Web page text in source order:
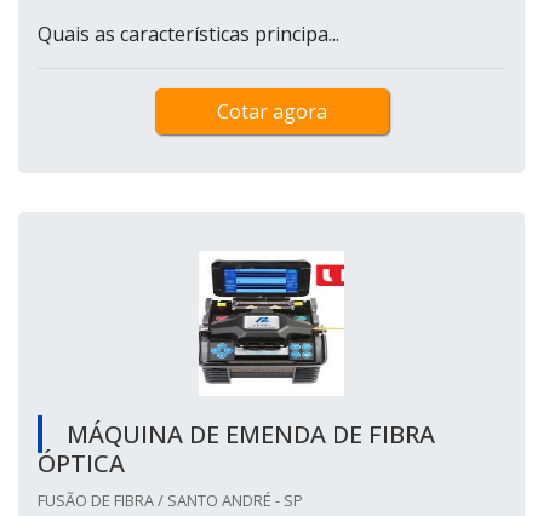
Quais as características principa...
Cotar agora
MÁQUINA DE EMENDA DE FIBRA
ÓPTICA
FUSÃO DE FIBRA / SANTO ANDRÉ - SP